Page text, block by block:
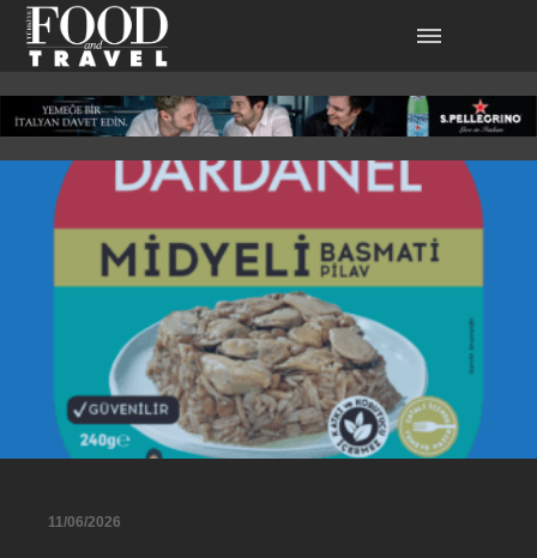
11/06/2026